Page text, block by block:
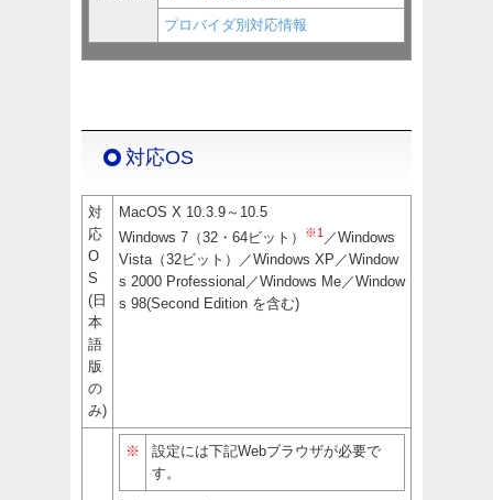
プロバイダ別対応情報
対応OS
対
応
O
S
(日
本
語
版
の
み)
MacOS X 10.3.9～10.5
Windows 7（32・64ビット）
※1 ／Windows
Vista（32ビット）／Windows XP／Window
s 2000 Professional／Windows Me／Window
s 98(Second Edition を含む)
※
設定には下記Webブラウザが必要で
す。